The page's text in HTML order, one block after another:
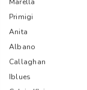
Primigi
Anita
Albano
Callaghan
Iblues